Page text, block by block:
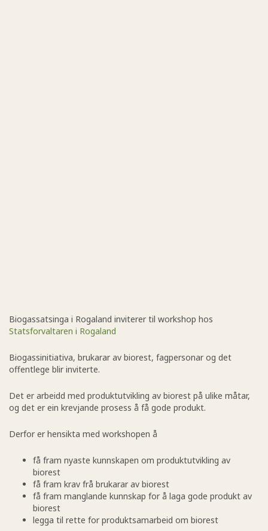
Biogassatsinga i Rogaland inviterer til workshop hos
Statsforvaltaren i Rogaland
Biogassinitiativa, brukarar av biorest, fagpersonar og det
offentlege blir inviterte.
Det er arbeidd med produktutvikling av biorest på ulike måtar,
og det er ein krevjande prosess å få gode produkt.
Derfor er hensikta med workshopen å
få fram nyaste kunnskapen om produktutvikling av
biorest
få fram krav frå brukarar av biorest
få fram manglande kunnskap for å laga gode produkt av
biorest
legga til rette for produktsamarbeid om biorest